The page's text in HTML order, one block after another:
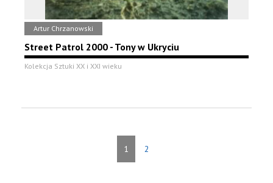
Artur Chrzanowski
Street Patrol 2000 - Tony w Ukryciu
Kolekcja Sztuki XX i XXI wieku
1 2